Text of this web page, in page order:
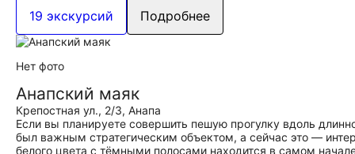
19 экскурсий Подробнее
Нет фото
Анапский маяк
Крепостная ул., 2/3, Анапа
Если вы планируете совершить пешую прогулку вдоль
был важным стратегическим объектом, а сейчас это —
белого цвета с тёмными полосами находится в самом